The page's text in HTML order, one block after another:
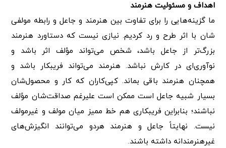
اهداف و مسئولیت هنرمند
ما گزینه‌هایی را برای تفاوت بین هنرمند و جاعل و رابطه مولفی
شان با اثر طرح و رد کردیم. نیازی نیست که دستاورد هنرمند
بزرگ‌تر از جاعل باشد، شخص می‌تواند مؤلف اثر باشد و
نوآوری‌ای در کارش نباشد. هنرمند می‌تواند فریبکار باشد و
همچنان هنرمند باقی بماند. کپی‌کاران که کار و محصول‌شان
بسیار شبیه جاعل است ممکن است علیرغم صداقت‌شان مؤلف
نباشند؛ بنابراین فریبکاری هم خط ممیز میان مولف و غیرمولف
نیست. نهایتاً جاعل و هنرمند هردو می‌توانند انگیزش‌های
غیرهنرمندانه داشته باشند.